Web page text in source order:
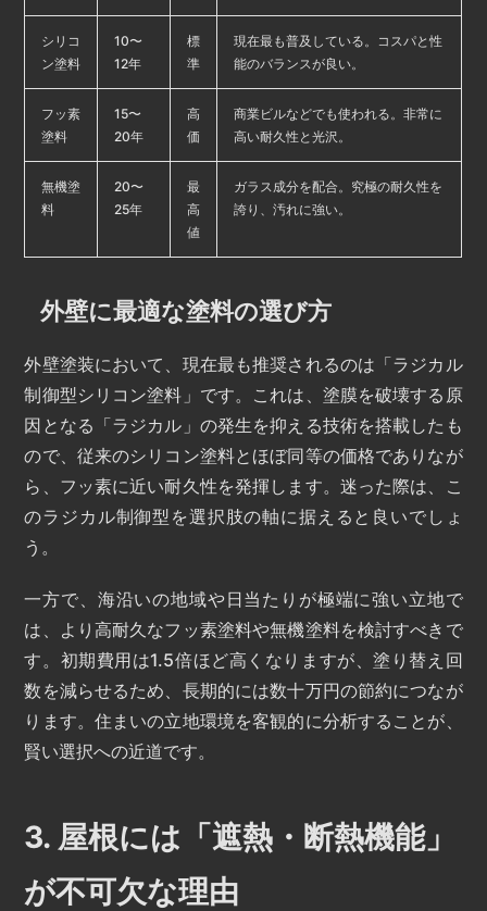
シリコ
ン塗料
10〜
12年
標
準
現在最も普及している。コスパと性
能のバランスが良い。
フッ素
塗料
15〜
20年
高
価
商業ビルなどでも使われる。非常に
高い耐久性と光沢。
無機塗
料
20〜
25年
最
高
値
ガラス成分を配合。究極の耐久性を
誇り、汚れに強い。
外壁に最適な塗料の選び方
外壁塗装において、現在最も推奨されるのは「ラジカル
制御型シリコン塗料」です。これは、塗膜を破壊する原
因となる「ラジカル」の発生を抑える技術を搭載したも
ので、従来のシリコン塗料とほぼ同等の価格でありなが
ら、フッ素に近い耐久性を発揮します。迷った際は、こ
のラジカル制御型を選択肢の軸に据えると良いでしょ
う。
一方で、海沿いの地域や日当たりが極端に強い立地で
は、より高耐久なフッ素塗料や無機塗料を検討すべきで
す。初期費用は1.5倍ほど高くなりますが、塗り替え回
数を減らせるため、長期的には数十万円の節約につなが
ります。住まいの立地環境を客観的に分析することが、
賢い選択への近道です。
3. 屋根には「遮熱・断熱機能」
が不可欠な理由